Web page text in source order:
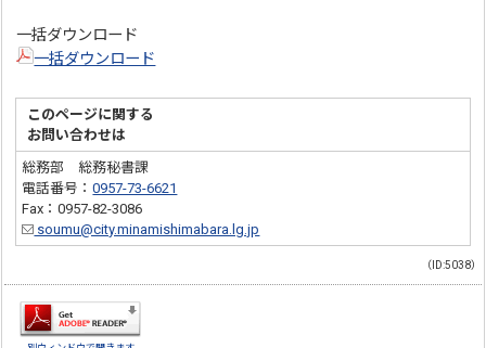
一括ダウンロード
一括ダウンロード
このページに関する
お問い合わせは
総務部 総務秘書課
電話番号：0957-73-6621
Fax：0957-82-3086
soumu@city.minamishimabara.lg.jp
（ID:5038）